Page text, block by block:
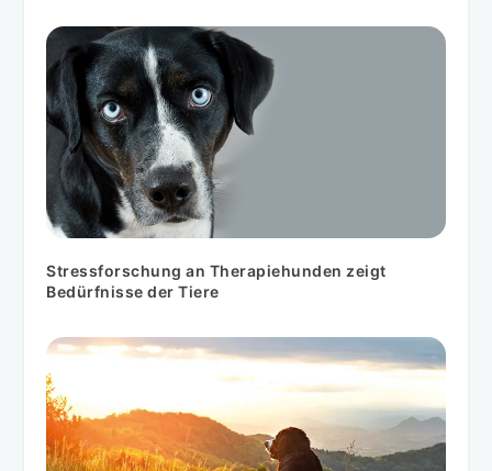
Stressforschung an Therapiehunden zeigt
Bedürfnisse der Tiere